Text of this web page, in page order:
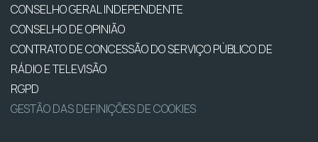
CONSELHO GERAL INDEPENDENTE
CONSELHO DE OPINIÃO
CONTRATO DE CONCESSÃO DO SERVIÇO PÚBLICO DE
RÁDIO E TELEVISÃO
RGPD
GESTÃO DAS DEFINIÇÕES DE COOKIES